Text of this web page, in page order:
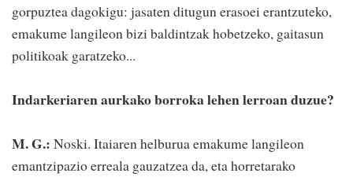
gorpuztea dagokigu: jasaten ditugun erasoei erantzuteko,
emakume langileon bizi baldintzak hobetzeko, gaitasun
politikoak garatzeko...
Indarkeriaren aurkako borroka lehen lerroan duzue?
M. G.: Noski. Itaiaren helburua emakume langileon
emantzipazio erreala gauzatzea da, eta horretarako